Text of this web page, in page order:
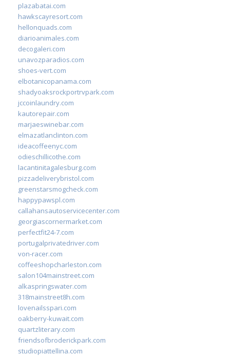
plazabatai.com
hawkscayresort.com
hellonquads.com
diarioanimales.com
decogaleri.com
unavozparadios.com
shoes-vert.com
elbotanicopanama.com
shadyoaksrockportrvpark.com
jccoinlaundry.com
kautorepair.com
marjaeswinebar.com
elmazatlanclinton.com
ideacoffeenyc.com
odieschillicothe.com
lacantinitagalesburg.com
pizzadeliverybristol.com
greenstarsmogcheck.com
happypawspl.com
callahansautoservicecenter.com
georgiascornermarket.com
perfectfit24-7.com
portugalprivatedriver.com
von-racer.com
coffeeshopcharleston.com
salon104mainstreet.com
alkaspringswater.com
318mainstreet8h.com
lovenailsspari.com
oakberry-kuwait.com
quartzliterary.com
friendsofbroderickpark.com
studiopiattellina.com